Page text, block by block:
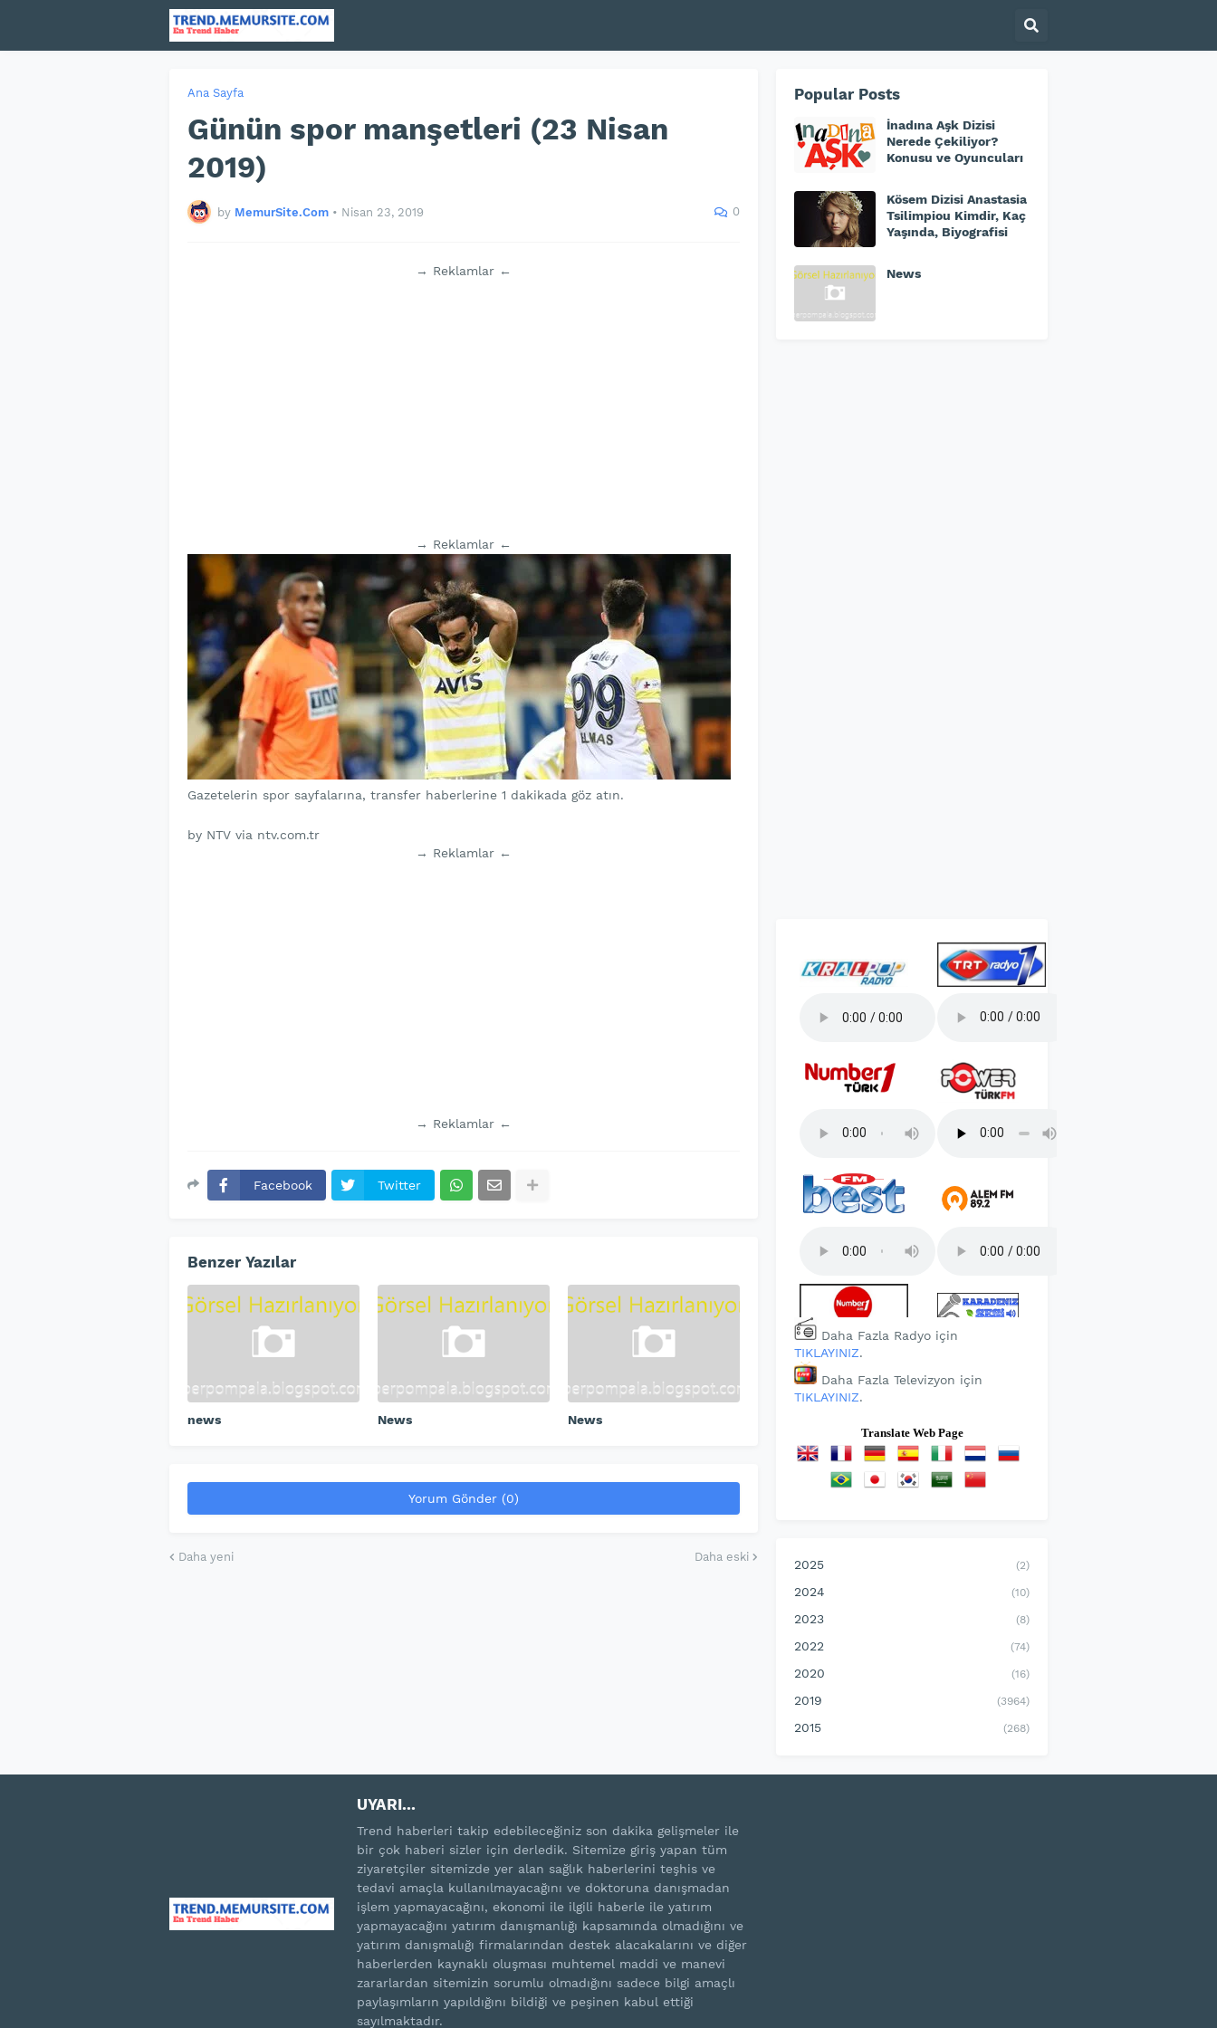
Ana Sayfa
Günün spor manşetleri (23 Nisan
2019)
by MemurSite.Com • Nisan 23, 2019 0
→ Reklamlar ←
→ Reklamlar ←
Gazetelerin spor sayfalarına, transfer haberlerine 1 dakikada göz atın.
by NTV via ntv.com.tr
→ Reklamlar ←
→ Reklamlar ←
Facebook Twitter
Benzer Yazılar
news News News
Yorum Gönder (0)
Daha yeni Daha eski
Popular Posts
İnadına Aşk Dizisi
Nerede Çekiliyor?
Konusu ve Oyuncuları
Kösem Dizisi Anastasia
Tsilimpiou Kimdir, Kaç
Yaşında, Biyografisi
News
Daha Fazla Radyo için
TIKLAYINIZ.
Daha Fazla Televizyon için
TIKLAYINIZ.
Translate Web Page
2025 (2)
2024 (10)
2023 (8)
2022 (74)
2020 (16)
2019 (3964)
2015 (268)
UYARI...
Trend haberleri takip edebileceğiniz son dakika gelişmeler ile
bir çok haberi sizler için derledik. Sitemize giriş yapan tüm
ziyaretçiler sitemizde yer alan sağlık haberlerini teşhis ve
tedavi amaçla kullanılmayacağını ve doktoruna danışmadan
işlem yapmayacağını, ekonomi ile ilgili haberle ile yatırım
yapmayacağını yatırım danışmanlığı kapsamında olmadığını ve
yatırım danışmalığı firmalarından destek alacakalarını ve diğer
haberlerden kaynaklı oluşması muhtemel maddi ve manevi
zararlardan sitemizin sorumlu olmadığını sadece bilgi amaçlı
paylaşımların yapıldığını bildiği ve peşinen kabul ettiği
sayılmaktadır.